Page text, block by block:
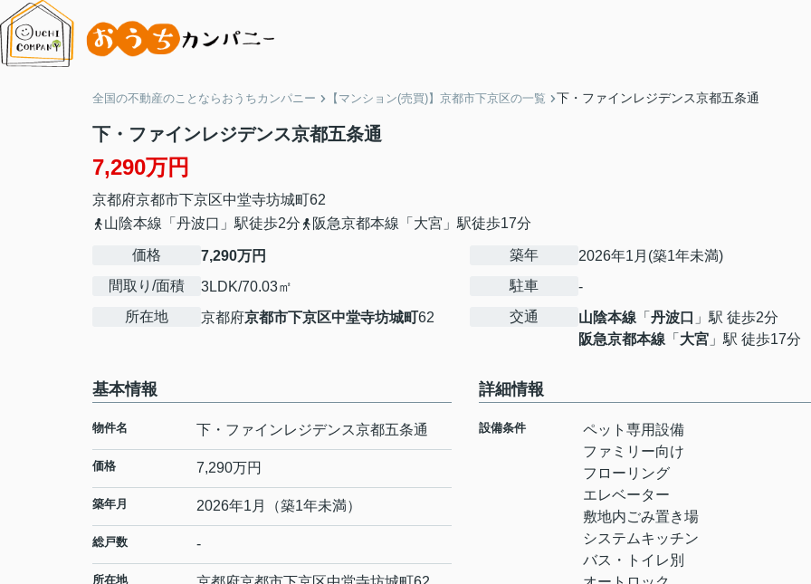
全国の不動産のことならおうちカンパニー 【マンション(売買)】京都市下京区の一覧 下・ファインレジデンス京都五条通
下・ファインレジデンス京都五条通
7,290万円
京都府京都市下京区中堂寺坊城町62
山陰本線「丹波口」駅徒歩2分
阪急京都本線「大宮」駅徒歩17分
価格
7,290万円
間取り/面積
3LDK/70.03㎡
所在地
京都府京都市下京区中堂寺坊城町62
築年
2026年1月(築1年未満)
駐車
-
交通
山陰本線 「 丹波口 」駅 徒歩2分
阪急京都本線 「 大宮 」駅 徒歩17分
基本情報
物件名 下・ファインレジデンス京都五条通
価格 7,290万円
築年月 2026年1月（築1年未満）
総戸数 -
所在地
詳細情報
設備条件
ペット専用設備
ファミリー向け
フローリング
エレベーター
敷地内ごみ置き場
システムキッチン
バス・トイレ別